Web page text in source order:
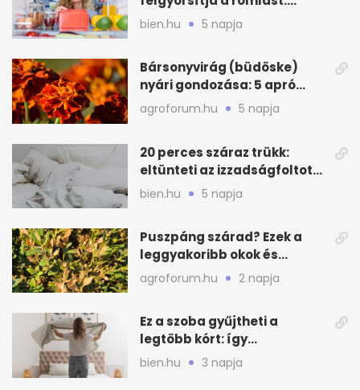
zónákra figyelj
bien.hu 5 napja
Bársonyvirág (büdöske)
nyári gondozása: 5 apró
lépés a dús virágzásért
agroforum.hu 5 napja
20 perces száraz trükk:
eltünteti az izzadságfoltot
és a szagot a matracról
bien.hu 5 napja
Puszpáng szárad? Ezek a
leggyakoribb okok és
teendők
agroforum.hu 2 napja
Ez a szoba gyűjtheti a
legtöbb kórt: így
mélytisztítsd otthon
bien.hu 3 napja